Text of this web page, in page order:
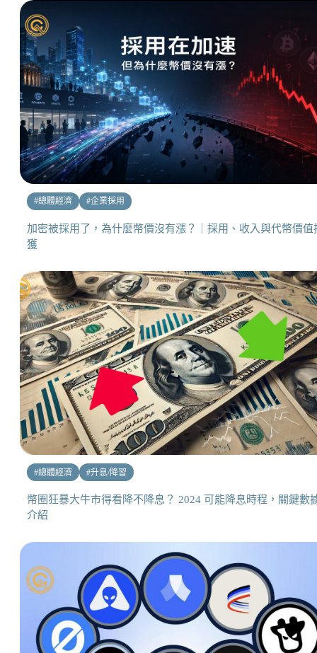
#總體經濟 #企業採用
加密被採用了，為什麼幣價沒有漲？｜採用、收入與代幣價值
獲
#總體經濟 #升息/降習
幣圈狂暴大牛市得看降不降息？ 2024 可能降息時程，關鍵數
介紹